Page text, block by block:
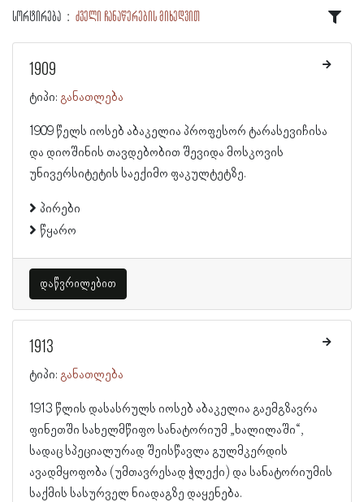
სორტირება ძველი ჩანაწერების მიხედვით
1909
ტიპი: განათლება
1909 წელს იოსებ აბაკელია პროფესორ ტარასევიჩისა
და დიოშინის თავდებობით შევიდა მოსკოვის
უნივერსიტეტის საექიმო ფაკულტეტზე.
პირები
წყარო
დაწვრილებით
1913
ტიპი: განათლება
1913 წლის დასასრულს იოსებ აბაკელია გაემგზავრა
ფინეთში სახელმწიფო სანატორიუმ „ხალილაში“,
სადაც სპეციალურად შეისწავლა გულმკერდის
ავადმყოფობა (უმთავრესად ჭლექი) და სანატორიუმის
საქმის სასურველ ნიადაგზე დაყენება.